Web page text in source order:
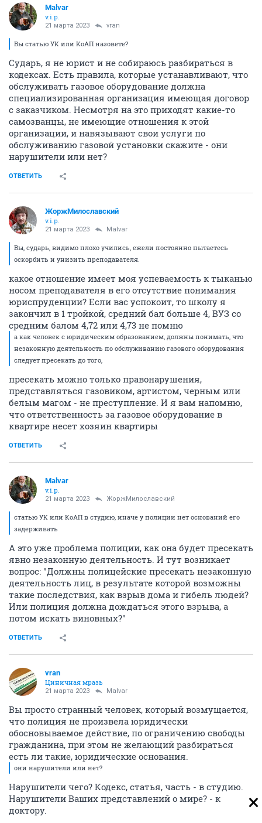
Malvar
v.i.p.
21 марта 2023 vran
Вы статью УК или КоАП назовете?
Сударь, я не юрист и не собираюсь разбираться в
кодексах. Есть правила, которые устанавливают, что
обслуживать газовое оборудование должна
специализированная организация имеющая договор
с заказчиком. Несмотря на это приходят какие-то
самозванцы, не имеющие отношения к этой
организации, и навязывают свои услуги по
обслуживанию газовой установки скажите - они
нарушители или нет?
ОТВЕТИТЬ
ЖоржМилославский
v.i.p.
21 марта 2023 Malvar
Вы, сударь, видимо плохо учились, ежели постоянно пытаетесь
оскорбить и унизить преподавателя.
какое отношение имеет моя успеваемость к тыканью
носом преподавателя в его отсутствие понимания
юриспруденции? Если вас успокоит, то школу я
закончил в 1 тройкой, средний бал больше 4, ВУЗ со
средним балом 4,72 или 4,73 не помню
а как человек с юридическим образованием, должны понимать, что
незаконную деятельность по обслуживанию газового оборудования
следует пресекать до того,
пресекать можно только правонарушения,
представляться газовиком, артистом, черным или
белым магом - не преступление. И я вам напомню,
что ответственность за газовое оборудование в
квартире несет хозяин квартиры
ОТВЕТИТЬ
Malvar
v.i.p.
21 марта 2023 ЖоржМилославский
статью УК или КоАП в студию, иначе у полиции нет оснований его
задерживать
А это уже проблема полиции, как она будет пресекать
явно незаконную деятельность. И тут возникает
вопрос: "Должны полицейские пресекать незаконную
деятельность лиц, в результате которой возможны
такие последствия, как взрыв дома и гибель людей?
Или полиция должна дождаться этого взрыва, а
потом искать виновных?"
ОТВЕТИТЬ
vran
Циничная мразь
21 марта 2023 Malvar
Вы просто странный человек, который возмущается,
что полиция не произвела юридически
обосновываемое действие, по ограничению свободы
гражданина, при этом не желающий разбираться
есть ли такие, юридические основания.
они нарушители или нет?
Нарушители чего? Кодекс, статья, часть - в студию.
Нарушители Ваших представлений о мире? - к
доктору.